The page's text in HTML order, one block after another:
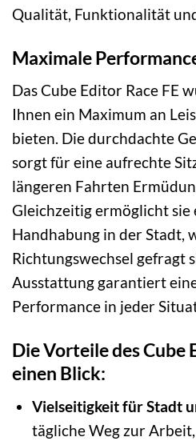
Qualität, Funktionalität
Maximale
Das Cube Editor Race FE
Ihnen ein Maximum an
bieten. Die durchdachte
sorgt für eine aufrechte
längeren Fahrten
Gleichzeitig ermöglicht sie
Handhabung in der Stadt,
Richtungswechsel gefragt
Ausstattung garantiert
Performance in jeder
Die Vorteile des Cube
einen Blick:
Vielseitigkeit für Stadt
tägliche Weg zur